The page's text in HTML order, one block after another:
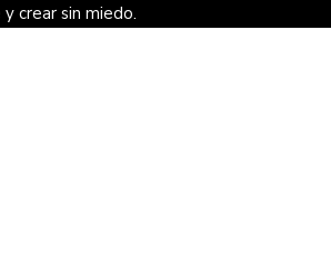
crear sin miedo.